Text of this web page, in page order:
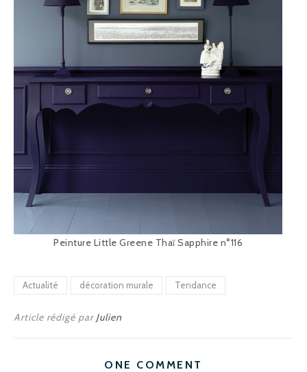
Peinture Little Greene Thaï Sapphire n°116
Actualité décoration murale Tendance
Article rédigé par Julien
ONE COMMENT